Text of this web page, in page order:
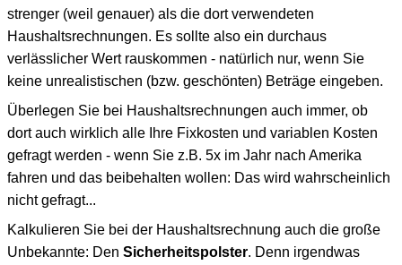
strenger (weil genauer) als die dort verwendeten
Haushaltsrechnungen. Es sollte also ein durchaus
verlässlicher Wert rauskommen - natürlich nur, wenn Sie
keine unrealistischen (bzw. geschönten) Beträge eingeben.
Überlegen Sie bei Haushaltsrechnungen auch immer, ob
dort auch wirklich alle Ihre Fixkosten und variablen Kosten
gefragt werden - wenn Sie z.B. 5x im Jahr nach Amerika
fahren und das beibehalten wollen: Das wird wahrscheinlich
nicht gefragt...
Kalkulieren Sie bei der Haushaltsrechnung auch die große
Unbekannte: Den Sicherheitspolster. Denn irgendwas